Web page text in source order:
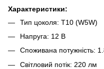
Характеристики:
Тип цоколя: T10 (W5W)
Напруга: 12 В
Споживана потужність:
Світловий потік: 220 лм